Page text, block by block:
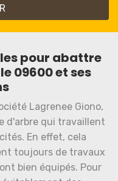
pour abattre
09600 et ses
Lagrenee Giono,
d'arbre qui travaillent
En effet, cela
toujours de travaux
bien équipés. Pour